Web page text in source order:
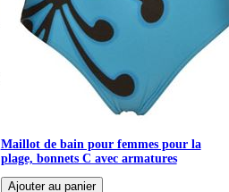
Maillot de bain pour femmes pour la
plage, bonnets C avec armatures